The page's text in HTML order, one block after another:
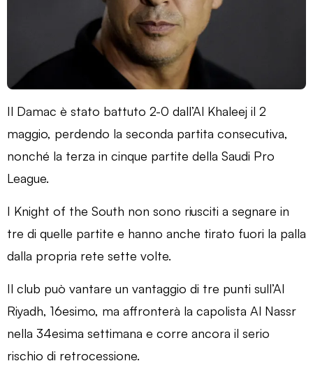
Il Damac è stato battuto 2-0 dall’Al Khaleej il 2
maggio, perdendo la seconda partita consecutiva,
nonché la terza in cinque partite della Saudi Pro
League.
I Knight of the South non sono riusciti a segnare in
tre di quelle partite e hanno anche tirato fuori la palla
dalla propria rete sette volte.
Il club può vantare un vantaggio di tre punti sull’Al
Riyadh, 16esimo, ma affronterà la capolista Al Nassr
nella 34esima settimana e corre ancora il serio
rischio di retrocessione.